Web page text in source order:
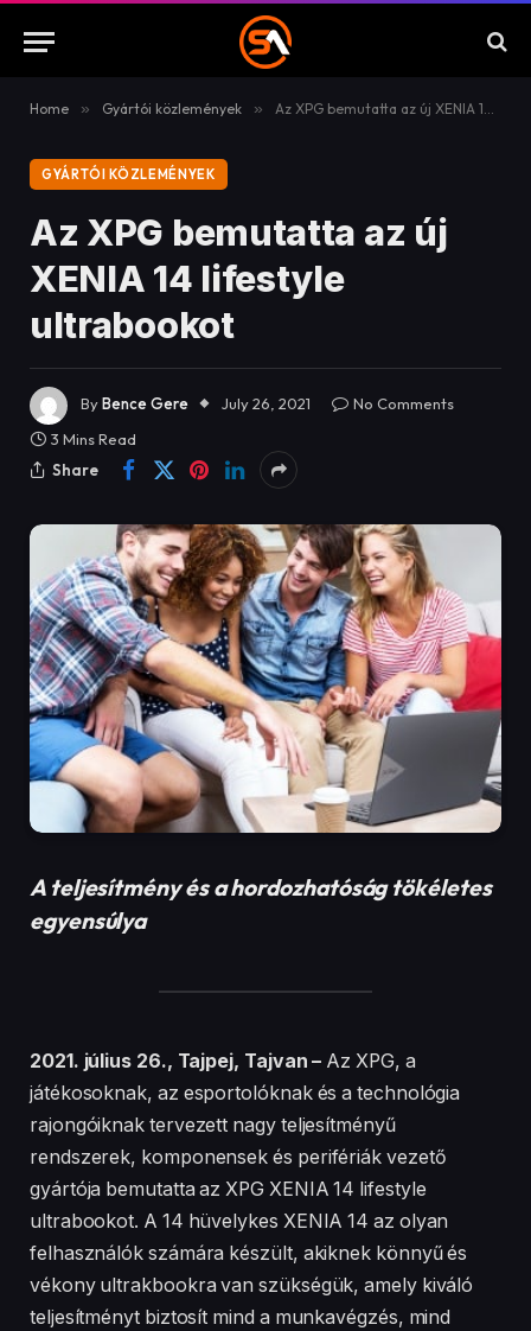
Home » Gyártói közlemények » Az XPG bemutatta az új XENIA 14 lifestyle ultrabookot
GYÁRTÓI KÖZLEMÉNYEK
Az XPG bemutatta az új
XENIA 14 lifestyle
ultrabookot
ByBence Gere July 26, 2021
No Comments
3 Mins Read
Share
A teljesítmény és a hordozhatóság tökéletes
egyensúlya
2021. július 26., Tajpej, Tajvan – Az XPG, a
játékosoknak, az esportolóknak és a technológia
rajongóiknak tervezett nagy teljesítményű
rendszerek, komponensek és perifériák vezető
gyártója bemutatta az XPG XENIA 14 lifestyle
ultrabookot. A 14 hüvelykes XENIA 14 az olyan
felhasználók számára készült, akiknek könnyű és
vékony ultrakbookra van szükségük, amely kiváló
teljesítményt biztosít mind a munkavégzés, mind